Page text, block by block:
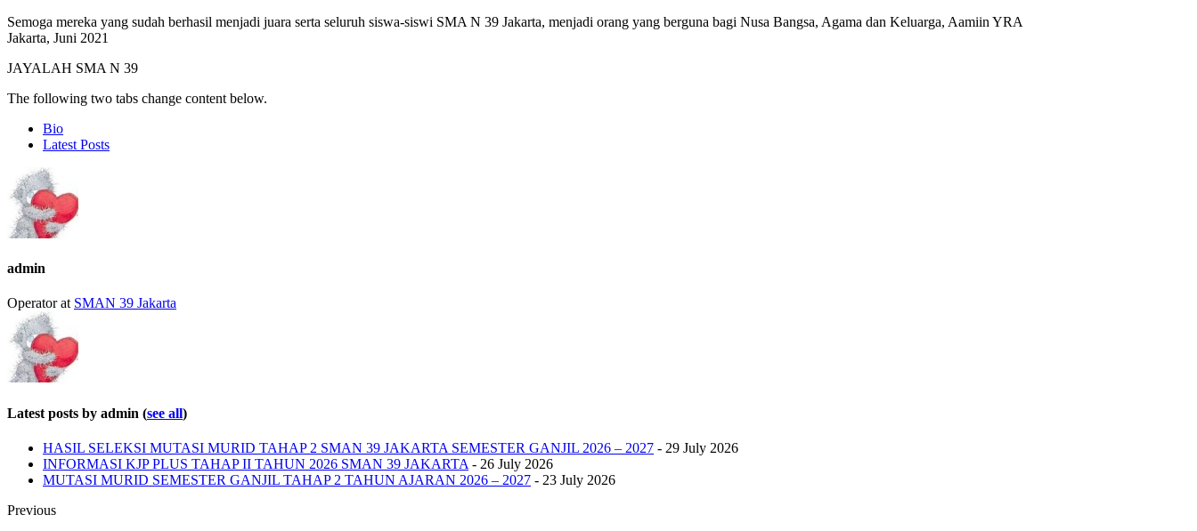
Semoga mereka yang sudah berhasil menjadi juara serta seluruh siswa-siswi SMA N 39 Jakarta, menjadi orang yang berguna bagi Nusa Bangsa, Agama dan Keluarga, Aamiin YRA
Jakarta, Juni 2021
JAYALAH SMA N 39
The following two tabs change content below.
Bio
Latest Posts
admin
Operatorat SMAN 39 Jakarta
Latest posts by admin (see all)
HASIL SELEKSI MUTASI MURID TAHAP 2 SMAN 39 JAKARTA SEMESTER GANJIL 2026 – 2027 - 29 July 2026
INFORMASI KJP PLUS TAHAP II TAHUN 2026 SMAN 39 JAKARTA - 26 July 2026
MUTASI MURID SEMESTER GANJIL TAHAP 2 TAHUN AJARAN 2026 – 2027 - 23 July 2026
Previous